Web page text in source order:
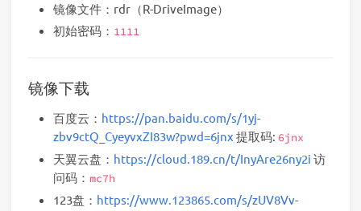
镜像文件：rdr（R-DriveImage）
初始密码： 1111
镜像下载
百度云： https://pan.baidu.com/s/1yj-
zbv9ctQ_CyeyvxZI83w?pwd=6jnx 提取码: 6jnx
天翼云盘： https://cloud.189.cn/t/InyAre26ny2i 访
问码： mc7h
123盘： https://www.123865.com/s/zUV8Vv-